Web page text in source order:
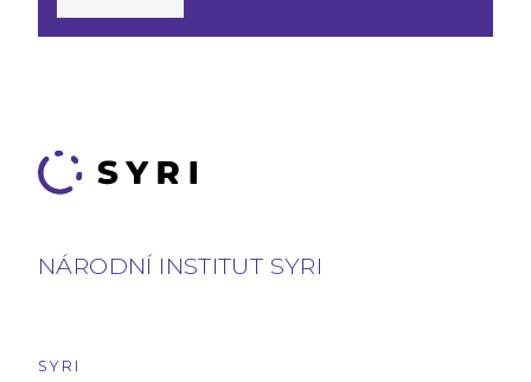
NÁRODNÍ INSTITUT SYRI
SYRI